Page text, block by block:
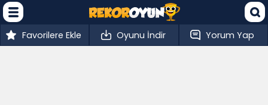
Favorilere Ekle Oyunu İndir Yorum Yap